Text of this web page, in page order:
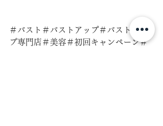
＃バスト＃バストアップ＃バストアッ
プ専門店＃美容＃初回キャンペーン＃